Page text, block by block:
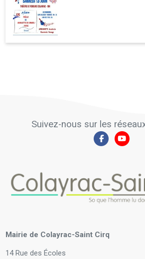
Suivez-nous sur les
Mairie de Colayrac-Saint Cirq
14 Rue des Écoles